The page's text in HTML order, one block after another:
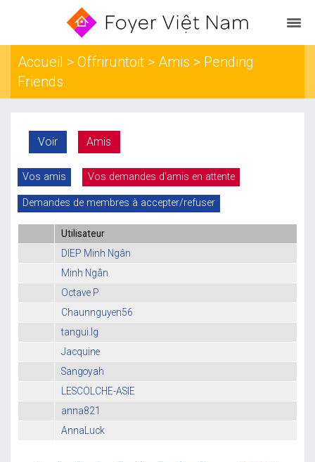
Accueil > Offriruntoit > Amis > Pending
Friends
Voir Amis
Vos amis Vos demandes d'amis en attente
Demandes de membres à accepter/refuser
Utilisateur
DIEP Minh Ngân
Minh Ngân
Octave P
Chaunnguyen56
tangui.lg
Jacquine
Sangoyah
LESCOLCHE-ASIE
anna821
AnnaLuck